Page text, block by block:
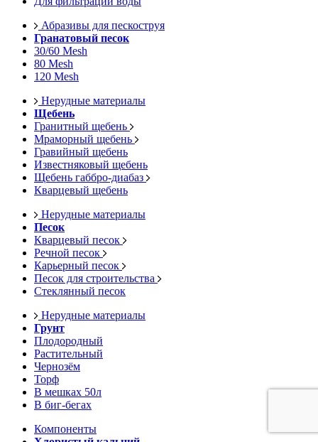
Абразивы для пескоструя
Гранатовый песок
30/60 Mesh
80 Mesh
120 Mesh
Нерудные материалы
Щебень
Гранитный щебень
Мраморный щебень
Гравийный щебень
Известняковый щебень
Щебень габбро-диабаз
Кварцевый щебень
Нерудные материалы
Песок
Кварцевый песок
Речной песок
Карьерный песок
Песок для строительства
Стеклянный песок
Нерудные материалы
Грунт
Плодородный
Растительный
Чернозём
Торф
В мешках 50л
В биг-бегах
Компоненты